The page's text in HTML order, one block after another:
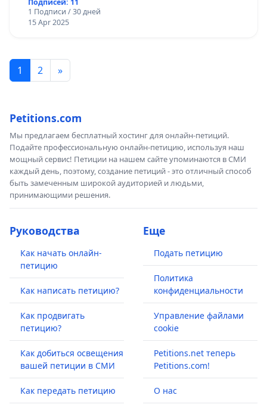
Подписей: 11
1 Подписи / 30 дней
15 Apr 2025
1 2 »
Petitions.com
Мы предлагаем бесплатный хостинг для онлайн-петиций.
Подайте профессиональную онлайн-петицию, используя наш
мощный сервис! Петиции на нашем сайте упоминаются в СМИ
каждый день, поэтому, создание петиций - это отличный способ
быть замеченным широкой аудиторией и людьми,
принимающими решения.
Руководства
Как начать онлайн-
петицию
Как написать петицию?
Как продвигать
петицию?
Как добиться освещения
вашей петиции в СМИ
Как передать петицию
Еще
Подать петицию
Политика
конфиденциальности
Управление файлами
cookie
Petitions.net теперь
Petitions.com!
О нас